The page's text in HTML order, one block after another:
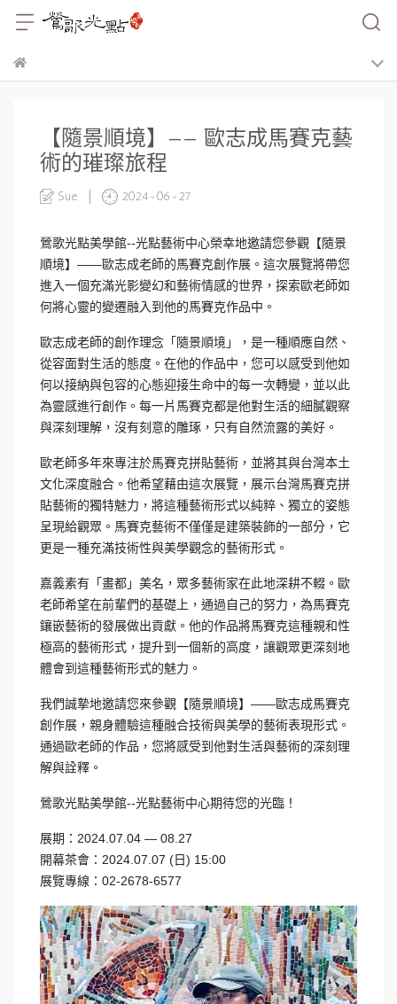
【隨景順境】—— 歐志成馬賽克藝
術的璀璨旅程
Sue 2024-06-27
鶯歌光點美學館--光點藝術中心榮幸地邀請您參觀【隨景
順境】——歐志成老師的馬賽克創作展。這次展覽將帶您
進入一個充滿光影變幻和藝術情感的世界，探索歐老師如
何將心靈的變遷融入到他的馬賽克作品中。
歐志成老師的創作理念「隨景順境」，是一種順應自然、
從容面對生活的態度。在他的作品中，您可以感受到他如
何以接納與包容的心態迎接生命中的每一次轉變，並以此
為靈感進行創作。每一片馬賽克都是他對生活的細膩觀察
與深刻理解，沒有刻意的雕琢，只有自然流露的美好。
歐老師多年來專注於馬賽克拼貼藝術，並將其與台灣本土
文化深度融合。他希望藉由這次展覽，展示台灣馬賽克拼
貼藝術的獨特魅力，將這種藝術形式以純粹、獨立的姿態
呈現給觀眾。馬賽克藝術不僅僅是建築裝飾的一部分，它
更是一種充滿技術性與美學觀念的藝術形式。
嘉義素有「畫都」美名，眾多藝術家在此地深耕不輟。歐
老師希望在前輩們的基礎上，通過自己的努力，為馬賽克
鑲嵌藝術的發展做出貢獻。他的作品將馬賽克這種親和性
極高的藝術形式，提升到一個新的高度，讓觀眾更深刻地
體會到這種藝術形式的魅力。
我們誠摯地邀請您來參觀【隨景順境】——歐志成馬賽克
創作展，親身體驗這種融合技術與美學的藝術表現形式。
通過歐老師的作品，您將感受到他對生活與藝術的深刻理
解與詮釋。
鶯歌光點美學館--光點藝術中心期待您的光臨！
展期：2024.07.04 — 08.27
開幕茶會：2024.07.07 (日) 15:00
展覽專線：02-2678-6577